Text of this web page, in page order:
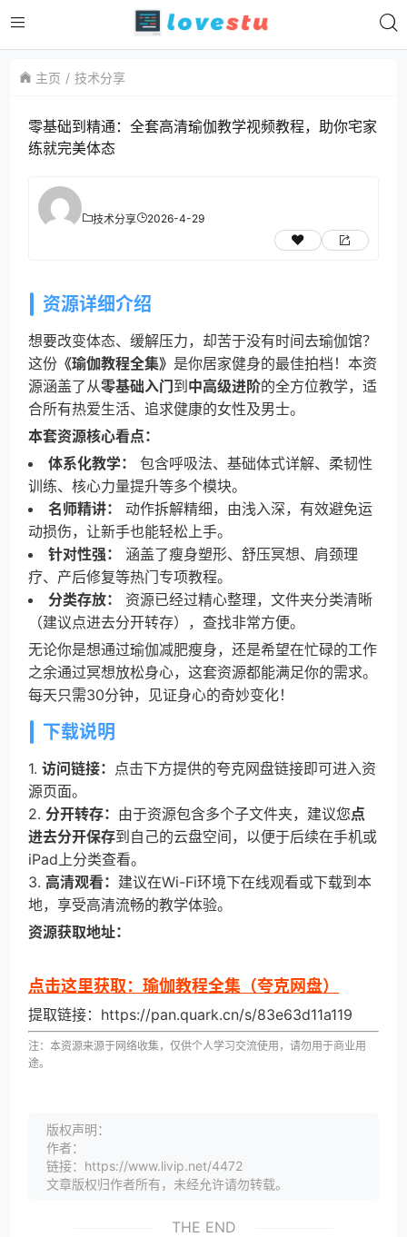
主页 技术分享
零基础到精通：全套高清瑜伽教学视频教程，助你宅家
练就完美体态
技术分享 2026-4-29
资源详细介绍
想要改变体态、缓解压力，却苦于没有时间去瑜伽馆？
这份 《瑜伽教程全集》 是你居家健身的最佳拍档！本资
源涵盖了从零基础入门 到 中高级进阶的全方位教学，适
合所有热爱生活、追求健康的女性及男士。
本套资源核心看点：
体系化教学：
包含呼吸法、基础体式详解、柔韧性
训练、核心力量提升等多个模块。
名师精讲：
动作拆解精细，由浅入深，有效避免运
动损伤，让新手也能轻松上手。
针对性强：
涵盖了瘦身塑形、舒压冥想、肩颈理
疗、产后修复等热门专项教程。
分类存放：
资源已经过精心整理，文件夹分类清晰
（建议点进去分开转存），查找非常方便。
无论你是想通过瑜伽减肥瘦身，还是希望在忙碌的工作
之余通过冥想放松身心，这套资源都能满足你的需求。
每天只需30分钟，见证身心的奇妙变化！
下载说明
1. 访问链接： 点击下方提供的夸克网盘链接即可进入资
源页面。
2. 分开转存： 由于资源包含多个子文件夹，建议您点
进去分开保存到自己的云盘空间，以便于后续在手机或
iPad上分类查看。
3. 高清观看： 建议在Wi-Fi环境下在线观看或下载到本
地，享受高清流畅的教学体验。
资源获取地址：
点击这里获取：瑜伽教程全集（夸克网盘）
提取链接：https://pan.quark.cn/s/83e63d11a119
注：本资源来源于网络收集，仅供个人学习交流使用，请勿用于商业用
途。
版权声明：
作者：
链接：https://www.livip.net/4472
文章版权归作者所有，未经允许请勿转载。
THE END